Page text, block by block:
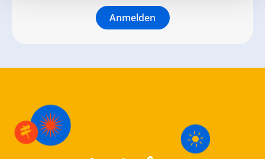
Anmelden